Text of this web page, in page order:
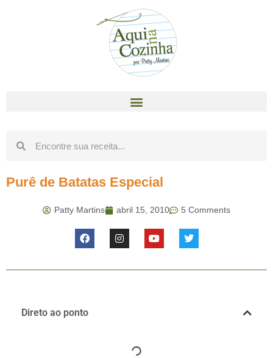
Purê de Batatas Especial
Patty Martins abril 15, 2010 5 Comments
Direto ao ponto